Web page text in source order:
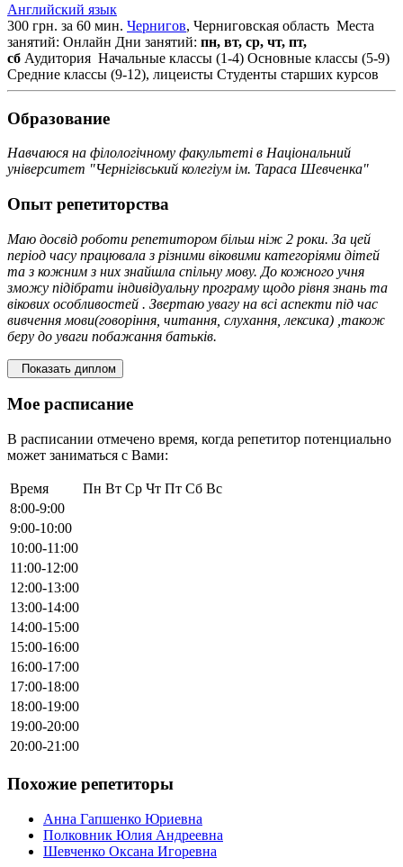
Английский язык
300 грн. за 60 мин. Чернигов, Черниговская область Места
занятий: Онлайн Дни занятий: пн, вт, ср, чт, пт,
сб Аудитория Начальные классы (1-4) Основные классы (5-9)
Средние классы (9-12), лицеисты Студенты старших курсов
Образование
Навчаюся на філологічному факультеті в Національний
університет "Чернігівський колегіум ім. Тараса Шевченка"
Опыт репетиторства
Маю досвід роботи репетитором більш ніж 2 роки. За цей
період часу працювала з різними віковими категоріями дітей
та з кожним з них знайшла спільну мову. До кожного учня
зможу підібрати індивідуальну програму щодо рівня знань та
вікових особливостей . Звертаю увагу на всі аспекти під час
вивчення мови(говоріння, читання, слухання, лексика) ,також
беру до уваги побажання батьків.
Показать диплом
Мое расписание
В расписании отмечено время, когда репетитор потенциально
может заниматься с Вами:
Время Пн Вт Ср Чт Пт Сб Вс
8:00-9:00
9:00-10:00
10:00-11:00
11:00-12:00
12:00-13:00
13:00-14:00
14:00-15:00
15:00-16:00
16:00-17:00
17:00-18:00
18:00-19:00
19:00-20:00
20:00-21:00
Похожие репетиторы
Анна Гапшенко Юриевна
Полковник Юлия Андреевна
Шевченко Оксана Игоревна